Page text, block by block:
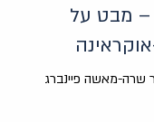
– מבט על
שרה-מאשה פיינברג